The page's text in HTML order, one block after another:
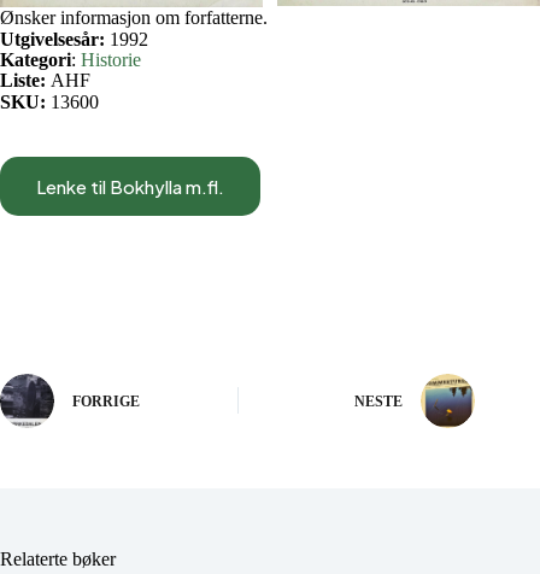
Ønsker informasjon om forfatterne.
Utgivelsesår: 1992
Kategori: Historie
Liste: AHF
SKU: 13600
Lenke til Bokhylla m.fl.
FORRIGE NESTE
Relaterte bøker